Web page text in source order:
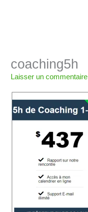
coaching5h
Laisser un commentaire
mail*